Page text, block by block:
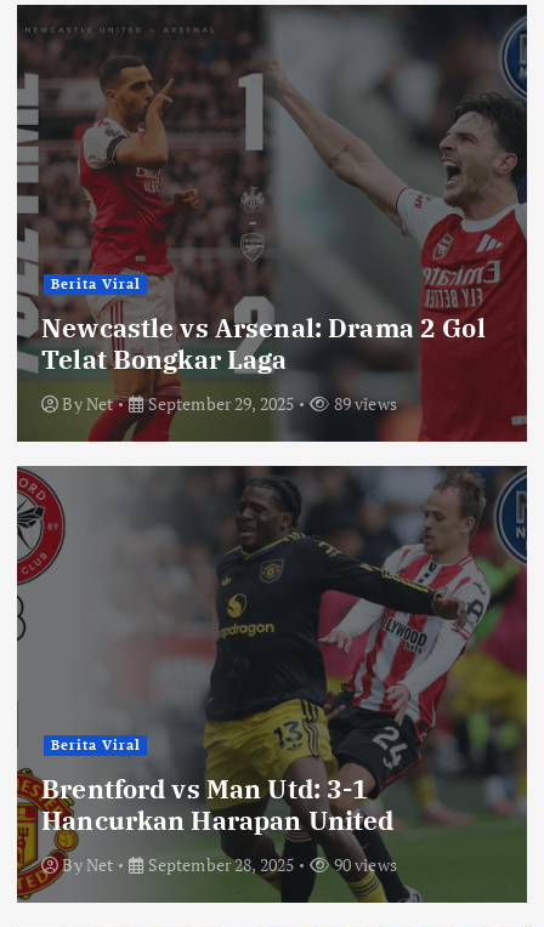
Berita Viral
Newcastle vs Arsenal: Drama 2 Gol
Telat Bongkar Laga
ByNet September 29, 2025 89 views
Berita Viral
Brentford vs Man Utd: 3-1
Hancurkan Harapan United
ByNet September 28, 2025 90 views